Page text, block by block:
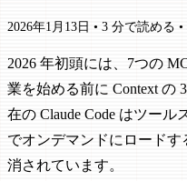
2026年1月13日 • 3 分で読める •
2026 年初頭には、7つの
業を始める前に Context の
在の Claude Code はツール
でオンデマンドにロード
消されています。